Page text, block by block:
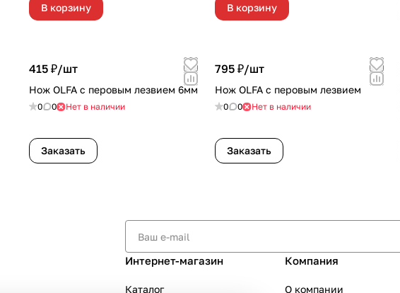
В корзину В корзину
415 ₽/шт
Нож OLFA с перовым лезвием 6мм
0 0 Нет в наличии
Заказать
795 ₽/шт
Нож OLFA с перовым лезвием
0 0 Нет в наличии
Заказать
Интернет-магазин
Каталог
Компания
О компании